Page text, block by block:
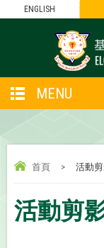
ENGLISH
MENU
首頁 > 活動剪
活動剪